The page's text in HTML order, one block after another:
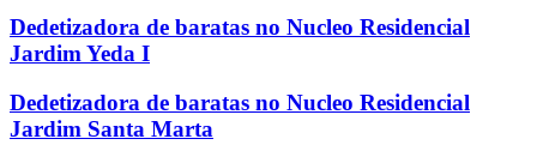
Dedetizadora de baratas no Nucleo Residencial
Jardim Yeda I
Dedetizadora de baratas no Nucleo Residencial
Jardim Santa Marta